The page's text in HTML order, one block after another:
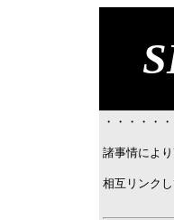
・・・・・
諸事情により
相互リンク